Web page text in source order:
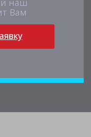
и наш
Вам